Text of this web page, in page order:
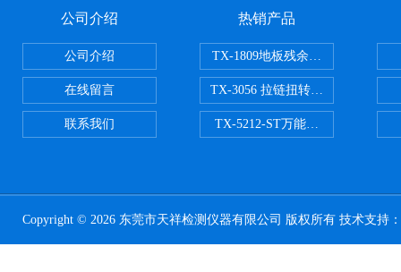
公司介绍
公司介绍
在线留言
联系我们
热销产品
TX-1809地板残余凹陷试验机
TX-3056 拉链扭转试验机
TX-5212-ST万能磨耗试验机（
Copyright © 2026 东莞市天祥检测仪器有限公司 版权所有 技术支持：